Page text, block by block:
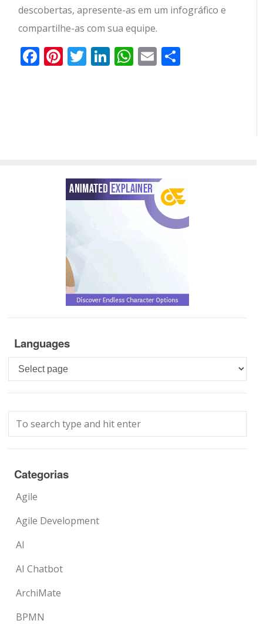
descobertas, apresente-as em um infográfico e
compartilhe-as com sua equipe.
Facebook
Pinterest
Twitter
LinkedIn
WhatsApp
Email
Languages
Languages
Categorias
Agile
Agile Development
AI
AI Chatbot
ArchiMate
BPMN